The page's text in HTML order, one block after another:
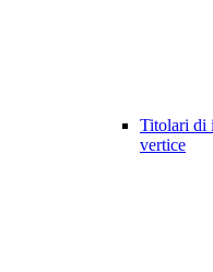
Titolari di
vertice